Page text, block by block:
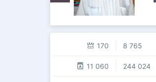
170 8 765
11 060 244 024